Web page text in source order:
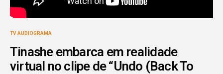
TV AUDIOGRAMA
Tinashe embarca em realidade
virtual no clipe de “Undo (Back To